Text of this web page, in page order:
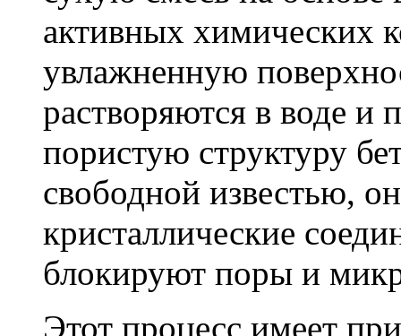
активных химических
увлажненную
растворяются в воде и
пористую структуру
свободной известью,
кристаллические
блокируют поры и
Этот процесс имеет